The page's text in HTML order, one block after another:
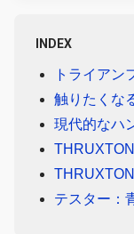
INDEX
トライア
触りたくな
現代的なハ
テスター：